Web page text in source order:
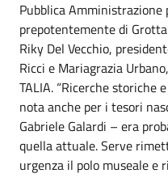
Pubblica
prepotentemente di
Riky Del Vecchio,
Ricci e Mariagrazia
TALIA. “Ricerche storiche
nota anche per i tesori
Gabriele Galardi – era
quella attuale. Serve
urgenza il polo museale e